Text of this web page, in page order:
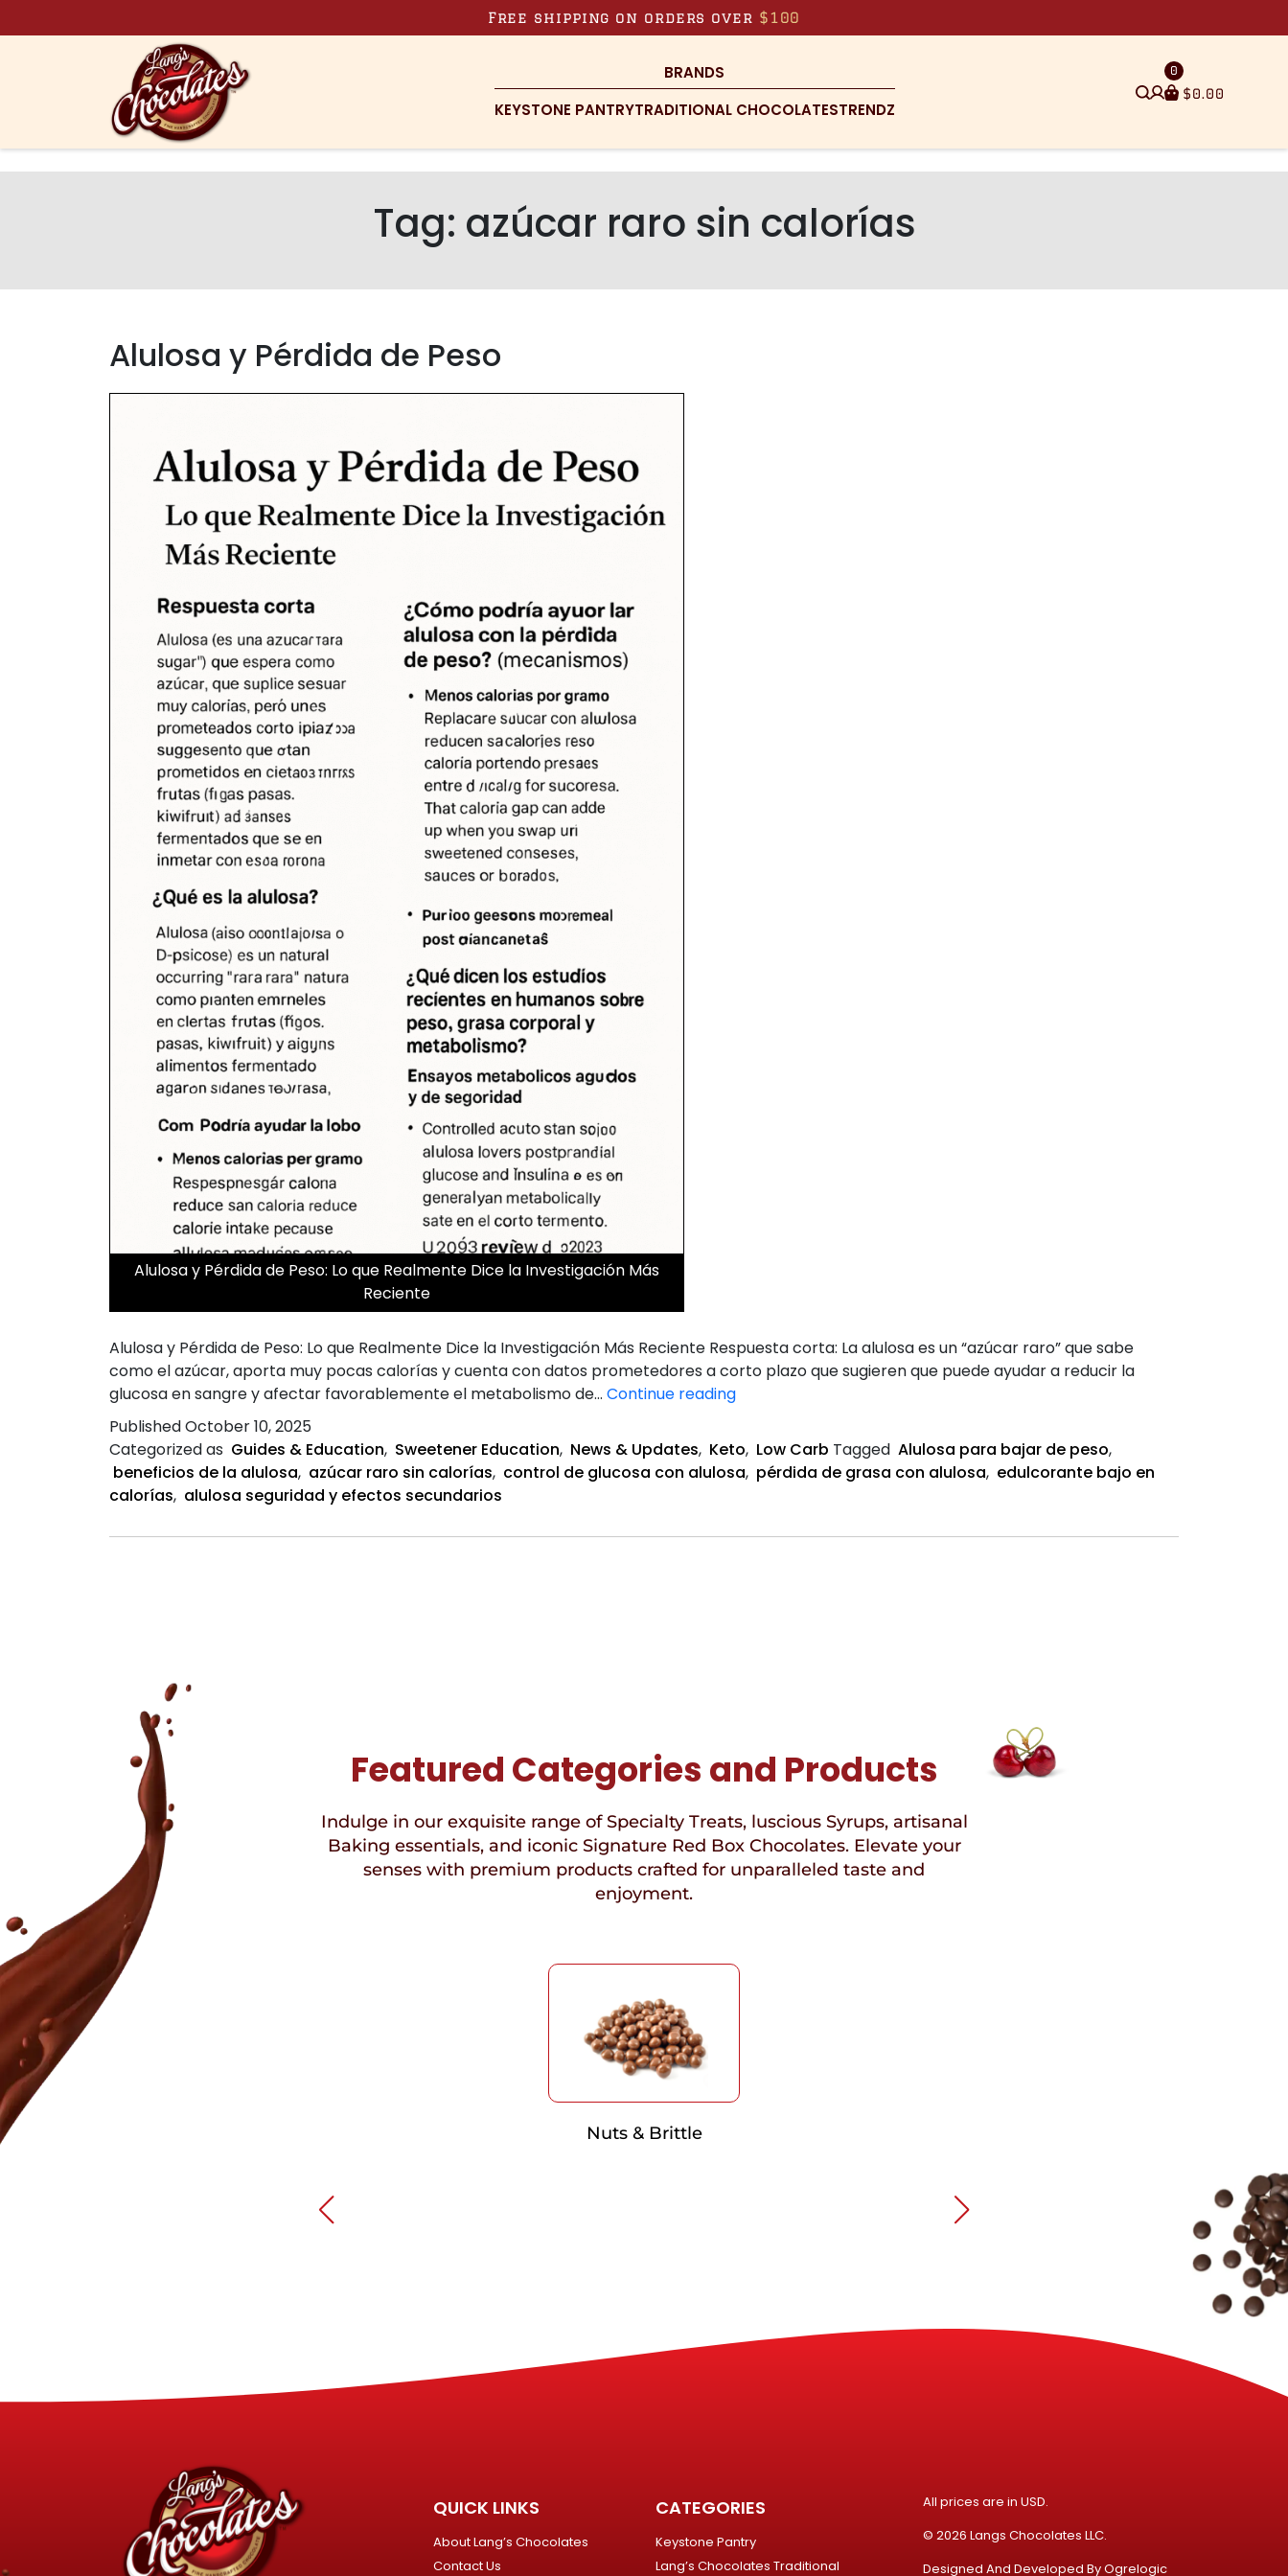
Free shipping on orders over $100
BRANDS
KEYSTONE PANTRYTRADITIONAL CHOCOLATESTRENDZ
$0.00
0
Tag: azúcar raro sin calorías
Alulosa y Pérdida de Peso
Alulosa y Pérdida de Peso: Lo que Realmente Dice la Investigación Más
Reciente
Alulosa y Pérdida de Peso: Lo que Realmente Dice la Investigación Más Reciente Respuesta corta: La alulosa es un “azúcar raro” que sabe
como el azúcar, aporta muy pocas calorías y cuenta con datos prometedores a corto plazo que sugieren que puede ayudar a reducir la
glucosa en sangre y afectar favorablemente el metabolismo de… Continue readingAlulosa
Pérdida
de
Peso
PublishedOctober 10, 2025
Categorized as Guides & Education, Sweetener Education, News & Updates, Keto, Low Carb Tagged Alulosa para bajar de peso,
beneficios de la alulosa, azúcar raro sin calorías, control de glucosa con alulosa, pérdida de grasa con alulosa, edulcorante bajo en
calorías, alulosa seguridad y efectos secundarios
Featured Categories and Products
Indulge in our exquisite range of Specialty Treats, luscious Syrups, artisanal
Baking essentials, and iconic Signature Red Box Chocolates. Elevate your
senses with premium products crafted for unparalleled taste and
enjoyment.
Nuts & Brittle
QUICK LINKS
About Lang’s Chocolates
Contact Us
CATEGORIES
Keystone Pantry
Lang’s Chocolates Traditional
All prices are in USD.
© 2026 Langs Chocolates LLC.
Designed And Developed ByOgrelogic